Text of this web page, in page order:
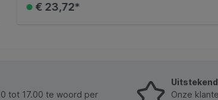
€ 23,72*
tot 17.00 te woord per
Onze